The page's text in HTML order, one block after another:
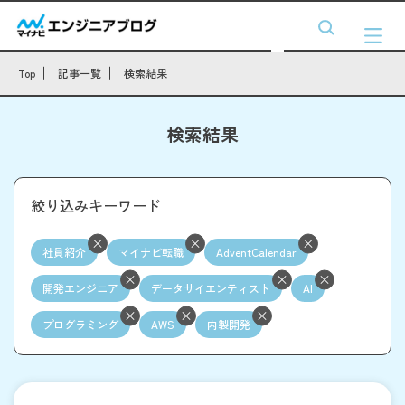
Top 記事一覧 検索結果
検索結果
絞り込みキーワード
社員紹介 マイナビ転職 AdventCalendar
開発エンジニア データサイエンティスト AI
プログラミング AWS 内製開発